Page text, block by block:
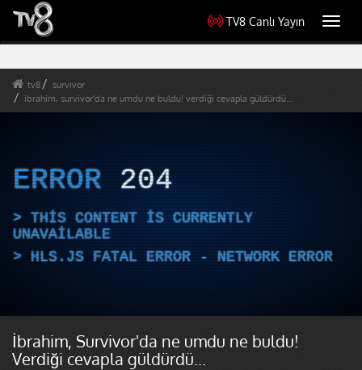
TV8 Canlı Yayın
tv8
survivor
ibrahim, survivor'da ne umdu ne buldu! verdiği cevapla güldürdü...
ERROR 204
THIS CONTENT IS CURRENTLY
UNAVAILABLE
HLS.JS FATAL ERROR - NETWORK ERROR
İbrahim, Survivor'da ne umdu ne buldu!
Verdiği cevapla güldürdü...